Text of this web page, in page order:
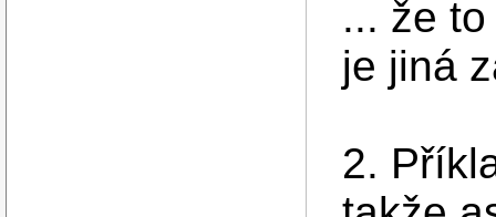
... že
je jiná
2.